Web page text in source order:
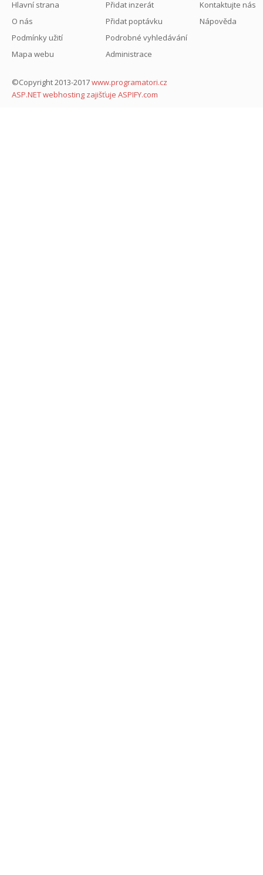
Hlavní strana
O nás
Podmínky užití
Mapa webu
©Copyright 2013-2017www.programatori.cz
ASP.NET webhosting zajišťuje ASPIFY.com
Přidat inzerát
Přidat poptávku
Podrobné vyhledávání
Administrace
Kontaktujte nás
Nápověda